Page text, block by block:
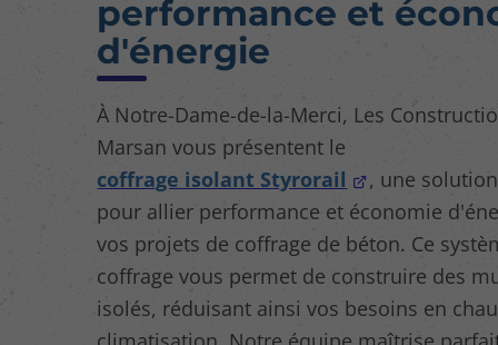
performance et
d'énergie
À Notre-Dame-de-la-Merci, Les
Marsan vous présentent le
coffrage isolant Styrorail
, une
pour allier performance et économie
vos projets de coffrage de béton. Ce
coffrage vous permet de construire des
isolés, réduisant ainsi vos besoins en